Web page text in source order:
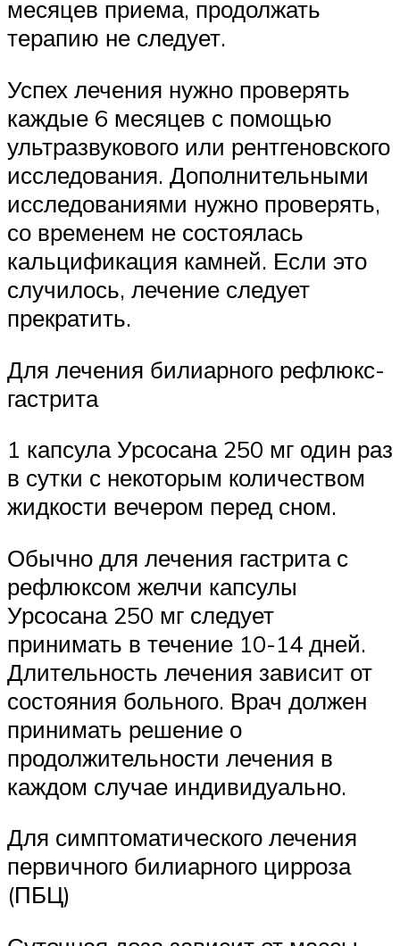
месяцев приема, продолжать
терапию не следует.
Успех лечения нужно проверять
каждые 6 месяцев с помощью
ультразвукового или рентгеновского
исследования. Дополнительными
исследованиями нужно проверять,
со временем не состоялась
кальцификация камней. Если это
случилось, лечение следует
прекратить.
Для лечения билиарного рефлюкс-
гастрита
1 капсула Урсосана 250 мг один раз
в сутки с некоторым количеством
жидкости вечером перед сном.
Обычно для лечения гастрита с
рефлюксом желчи капсулы
Урсосана 250 мг следует
принимать в течение 10-14 дней.
Длительность лечения зависит от
состояния больного. Врач должен
принимать решение о
продолжительности лечения в
каждом случае индивидуально.
Для симптоматического лечения
первичного билиарного цирроза
(ПБЦ)